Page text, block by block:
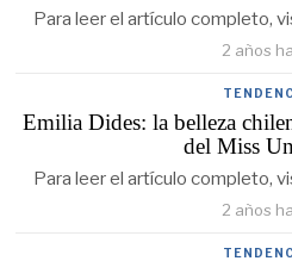
Para leer el artículo completo,
2 años
Emilia Dides: la belleza
del Miss
Para leer el artículo completo,
2 años